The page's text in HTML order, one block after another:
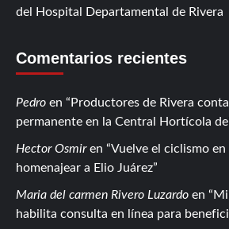
del Hospital Departamental de Rivera
Comentarios recientes
Pedro en
Productores de Rivera
permanente en la Central Hortícola
Hector Osmiren
Vuelve el ciclismo
homenajear a Elio Juárez
Maria del carmen Rivero Luzardo en
habilita consulta en línea para